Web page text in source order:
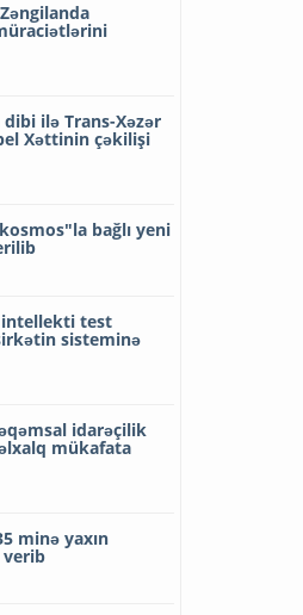
ilə Trans-Xəzər
Xəttinin çəkilişi
bağlı yeni
intellekti test
sisteminə
idarəçilik
mükafata
minə yaxın
verib